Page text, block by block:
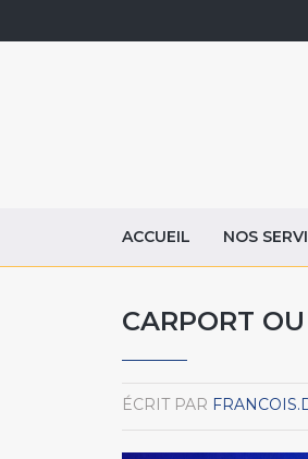
ACCUEIL NOS
CARPORT
ÉCRIT PAR